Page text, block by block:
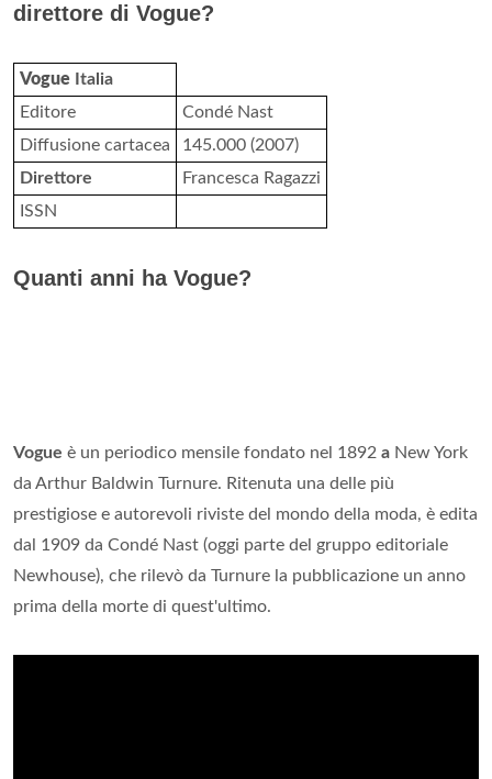
direttore di Vogue?
Vogue Italia
Editore
Condé Nast
Diffusione cartacea
145.000 (2007)
Direttore
Francesca Ragazzi
ISSN
Quanti anni ha Vogue?
Vogue è un periodico mensile fondato nel 1892 a New York
da Arthur Baldwin Turnure. Ritenuta una delle più
prestigiose e autorevoli riviste del mondo della moda, è edita
dal 1909 da Condé Nast (oggi parte del gruppo editoriale
Newhouse), che rilevò da Turnure la pubblicazione un anno
prima della morte di quest'ultimo.